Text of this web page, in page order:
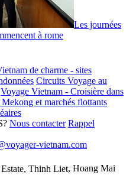
Les journées
à rome
de charme - sites
Circuits Voyage au
Voyage Vietnam - Croisière dans
et marchés flottants
Nous contacter Rappel
vietnam.com
Thinh Liet, Hoang Mai